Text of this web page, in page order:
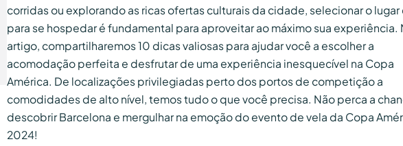
corridas ou explorando as ricas ofertas culturais da cidade, selecionar o lugar
para se hospedar é fundamental para aproveitar ao máximo sua experiência.
artigo, compartilharemos 10 dicas valiosas para ajudar você a escolher a
acomodação perfeita e desfrutar de uma experiência inesquecível na Copa
América. De localizações privilegiadas perto dos portos de competição a
comodidades de alto nível, temos tudo o que você precisa. Não perca a
descobrir Barcelona e mergulhar na emoção do evento de vela da Copa
2024!